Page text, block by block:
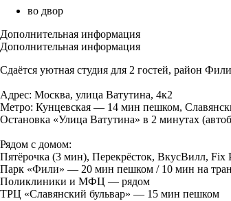
во двор
Дополнительная информация
Дополнительная информация
Сдаётся уютная студия для 2 гостей, район
Адрес: Москва, улица Ватутина, 4к2
Метро: Кунцевская — 14 мин пешком,
Остановка «Улица Ватутина» в 2 минутах
Рядом с домом:
Пятёрочка (3 мин), Перекрёсток, ВкусВилл, Fix
Парк «Фили» — 20 мин пешком / 10 мин на
Поликлиники и МФЦ — рядом
ТРЦ «Славянский бульвар» — 15 мин пешком